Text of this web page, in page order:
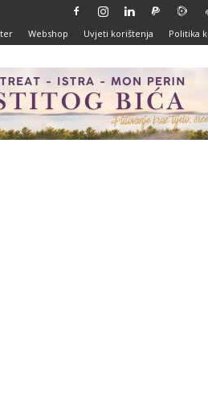
Webshop Uvjeti korištenja Politika